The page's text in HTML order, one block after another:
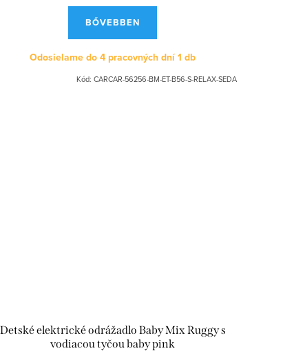
BŐVEBBEN
Odosielame do 4 pracovných dní1 db
Kód: CARCAR-56256-BM-ET-B56-S-RELAX-SEDA
Detské elektrické odrážadlo Baby Mix Ruggy s
vodiacou tyčou baby pink